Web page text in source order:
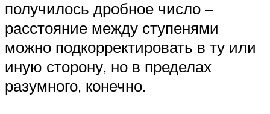
получилось дробное число –
расстояние между ступенями
можно подкорректировать в ту или
иную сторону, но в пределах
разумного, конечно.